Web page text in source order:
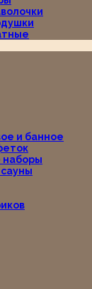
и банное
наборы